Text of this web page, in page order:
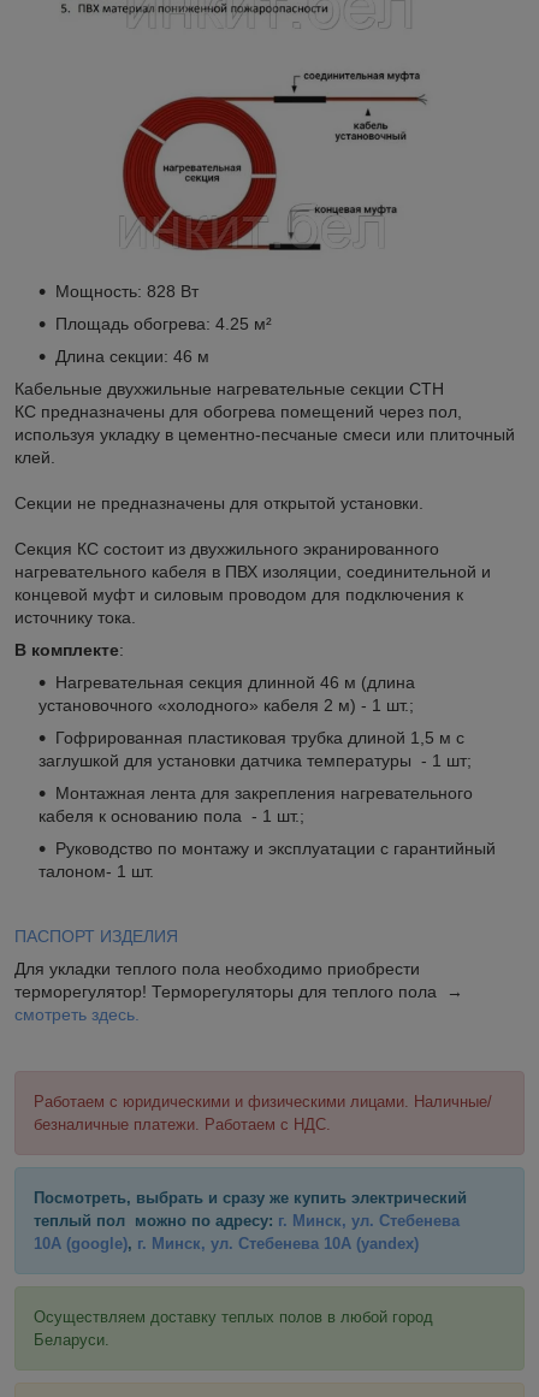
Мощность: 828 Вт
Площадь обогрева: 4.25 м²
Длина секции: 46 м
Кабельные двухжильные нагревательные секции СТН
КС предназначены для обогрева помещений через пол,
используя укладку в цементно-песчаные смеси или плиточный
клей.
Секции не предназначены для открытой установки.
Секция КС состоит из двухжильного экранированного
нагревательного кабеля в ПВХ изоляции, соединительной и
концевой муфт и силовым проводом для подключения к
источнику тока.
В комплекте:
Нагревательная секция длинной 46 м (длина
установочного «холодного» кабеля 2 м) - 1 шт.;
Гофрированная пластиковая трубка длиной 1,5 м с
заглушкой для установки датчика температуры - 1 шт;
Монтажная лента для закрепления нагревательного
кабеля к основанию пола - 1 шт.;
Руководство по монтажу и эксплуатации с гарантийный
талоном- 1 шт.
ПАСПОРТ ИЗДЕЛИЯ
Для укладки теплого пола необходимо приобрести
терморегулятор! Терморегуляторы для теплого пола →
смотреть здесь.
Работаем с юридическими и физическими лицами. Наличные/
безналичные платежи. Работаем с НДС.
Посмотреть, выбрать и сразу же купить электрический
теплый пол можно по адресу: г. Минск, ул. Стебенева
10А (google), г. Минск, ул. Стебенева 10А (yandex)
Осуществляем доставку теплых полов в любой город
Беларуси.